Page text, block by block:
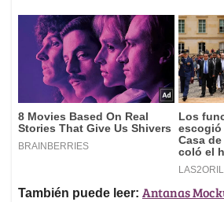
También puede leer: Antanas